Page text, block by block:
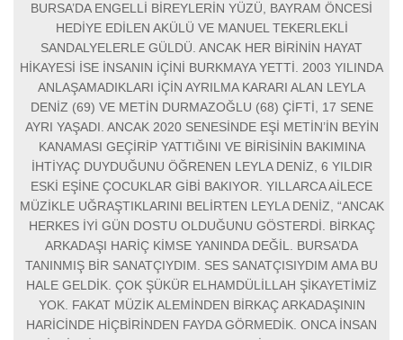
BURSA’DA ENGELLİ BİREYLERİN YÜZÜ, BAYRAM ÖNCESİ
HEDİYE EDİLEN AKÜLÜ VE MANUEL TEKERLEKLİ
SANDALYELERLE GÜLDÜ. ANCAK HER BİRİNİN HAYAT
HİKAYESİ İSE İNSANIN İÇİNİ BURKMAYA YETTİ. 2003 YILINDA
ANLAŞAMADIKLARI İÇİN AYRILMA KARARI ALAN LEYLA
DENİZ (69) VE METİN DURMAZOĞLU (68) ÇİFTİ, 17 SENE
AYRI YAŞADI. ANCAK 2020 SENESİNDE EŞİ METİN’İN BEYİN
KANAMASI GEÇİRİP YATTIĞINI VE BİRİSİNİN BAKIMINA
İHTİYAÇ DUYDUĞUNU ÖĞRENEN LEYLA DENİZ, 6 YILDIR
ESKİ EŞİNE ÇOCUKLAR GİBİ BAKIYOR. YILLARCA AİLECE
MÜZİKLE UĞRAŞTIKLARINI BELİRTEN LEYLA DENİZ, “ANCAK
HERKES İYİ GÜN DOSTU OLDUĞUNU GÖSTERDİ. BİRKAÇ
ARKADAŞI HARİÇ KİMSE YANINDA DEĞİL. BURSA’DA
TANINMIŞ BİR SANATÇIYDIM. SES SANATÇISIYDIM AMA BU
HALE GELDİK. ÇOK ŞÜKÜR ELHAMDÜLİLLAH ŞİKAYETİMİZ
YOK. FAKAT MÜZİK ALEMİNDEN BİRKAÇ ARKADAŞININ
HARİCİNDE HİÇBİRİNDEN FAYDA GÖRMEDİK. ONCA İNSAN